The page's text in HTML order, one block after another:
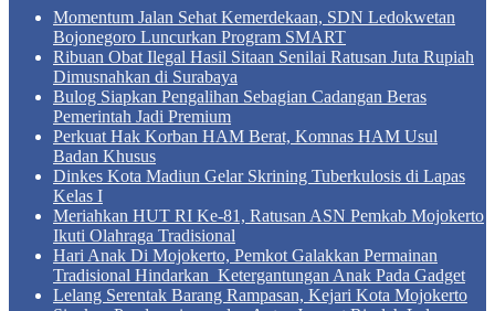
Momentum Jalan Sehat Kemerdekaan, SDN Ledokwetan
Bojonegoro Luncurkan Program SMART
Ribuan Obat Ilegal Hasil Sitaan Senilai Ratusan Juta Rupiah
Dimusnahkan di Surabaya
Bulog Siapkan Pengalihan Sebagian Cadangan Beras
Pemerintah Jadi Premium
Perkuat Hak Korban HAM Berat, Komnas HAM Usul
Badan Khusus
Dinkes Kota Madiun Gelar Skrining Tuberkulosis di Lapas
Kelas I
Meriahkan HUT RI Ke-81, Ratusan ASN Pemkab Mojokerto
Ikuti Olahraga Tradisional
Hari Anak Di Mojokerto, Pemkot Galakkan Permainan
Tradisional Hindarkan Ketergantungan Anak Pada Gadget
Lelang Serentak Barang Rampasan, Kejari Kota Mojokerto